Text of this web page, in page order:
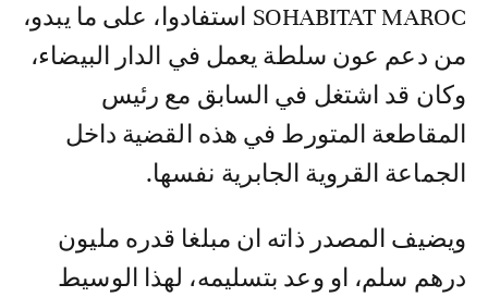
SOHABITAT MAROC استفادوا، على ما يبدو،
من دعم عون سلطة يعمل في الدار البيضاء،
وكان قد اشتغل في السابق مع رئيس
المقاطعة المتورط في هذه القضية داخل
الجماعة القروية الجابرية نفسها.
ويضيف المصدر ذاته ان مبلغا قدره مليون
درهم سلم، او وعد بتسليمه، لهذا الوسيط